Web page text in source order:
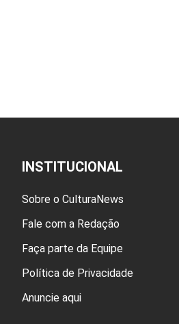
INSTITUCIONAL
Sobre o CulturaNews
Fale com a Redação
Faça parte da Equipe
Política de Privacidade
Anuncie aqui